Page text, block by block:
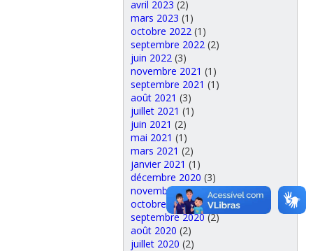
avril 2023 (2)
mars 2023 (1)
octobre 2022 (1)
septembre 2022 (2)
juin 2022 (3)
novembre 2021 (1)
septembre 2021 (1)
août 2021 (3)
juillet 2021 (1)
juin 2021 (2)
mai 2021 (1)
mars 2021 (2)
janvier 2021 (1)
décembre 2020 (3)
novembre 2020(1)
octobre 2020(1)
septembre 2020(2)
août 2020 (2)
juillet 2020 (2)